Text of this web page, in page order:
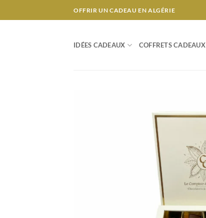
au
OFFRIR UN CADEAU EN ALGÉRIE
IDÉES CADEAUX COFFRETS CADEAUX